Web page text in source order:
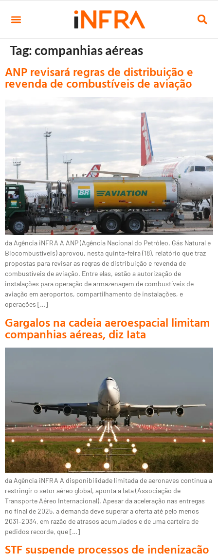
Tag:companhias aéreas
ANP revisará regras de distribuição e
revenda de combustíveis de aviação
da Agência iNFRA A ANP (Agência Nacional do Petróleo, Gás Natural e
Biocombustíveis) aprovou, nesta quinta-feira (18), relatório que traz
propostas para revisar as regras de distribuição e revenda de
combustíveis de aviação. Entre elas, estão a autorização de
instalações para operação de armazenagem de combustíveis de
aviação em aeroportos, compartilhamento de instalações, e
operações […]
Gargalos na cadeia aeroespacial limitam
companhias aéreas, diz Iata
da Agência iNFRA A disponibilidade limitada de aeronaves continua a
restringir o setor aéreo global, aponta a Iata (Associação de
Transporte Aéreo Internacional). Apesar da aceleração nas entregas
no final de 2025, a demanda deve superar a oferta até pelo menos
2031–2034, em razão de atrasos acumulados e de uma carteira de
pedidos recorde, que […]
STF suspende processos de indenização